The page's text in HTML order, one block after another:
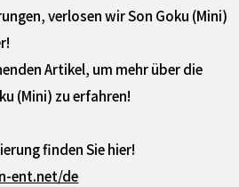
verlosen wir Son Goku (Mini)
Artikel, um mehr über die
(Mini) zu erfahren!
finden Sie hier!
ent.net/de